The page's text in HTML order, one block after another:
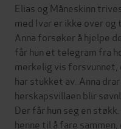
Elias og Måneskinn
med Ivar er ikke over og
Anna forsøker å hjelpe
får hun et telegram fra
merkelig vis forsvunnet,
har stukket av. Anna
herskapsvillaen blir
Der får hun seg en
henne til å fare